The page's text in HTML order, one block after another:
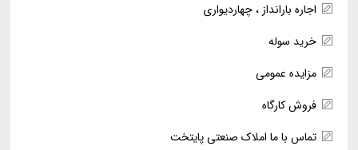
اجاره بارانداز ، چهاردیواری
خرید سوله
مزایده عمومی
فروش کارگاه
تماس با ما املاک صنعتی پایتخت